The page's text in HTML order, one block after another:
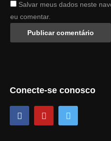
Salvar meus dados neste
eu comentar.
Conecte-se conosco